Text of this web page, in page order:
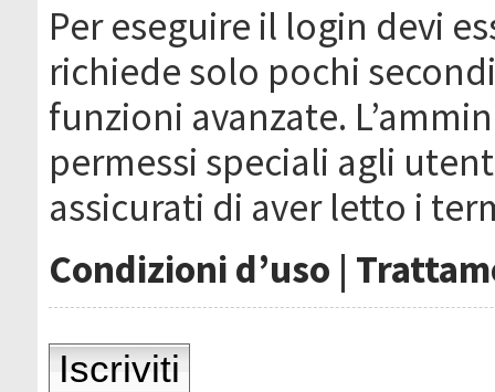
Per eseguire il login devi
richiede solo pochi
funzioni avanzate.
permessi speciali agli
assicurati di aver letto i
Condizioni d’uso |
Iscriviti